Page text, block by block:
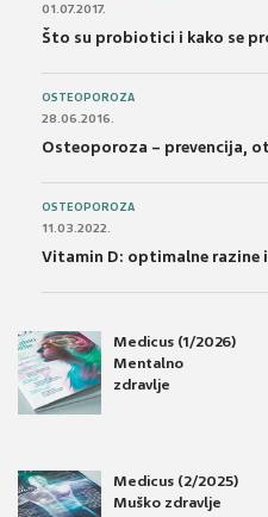
01.07.2017.
Što su probiotici i kako se
OSTEOPOROZA
28.06.2016.
Osteoporoza – prevencija,
OSTEOPOROZA
11.03.2022.
Vitamin D: optimalne razine
Medicus (1/2026)
Mentalno
zdravlje
Medicus (2/2025)
Muško zdravlje